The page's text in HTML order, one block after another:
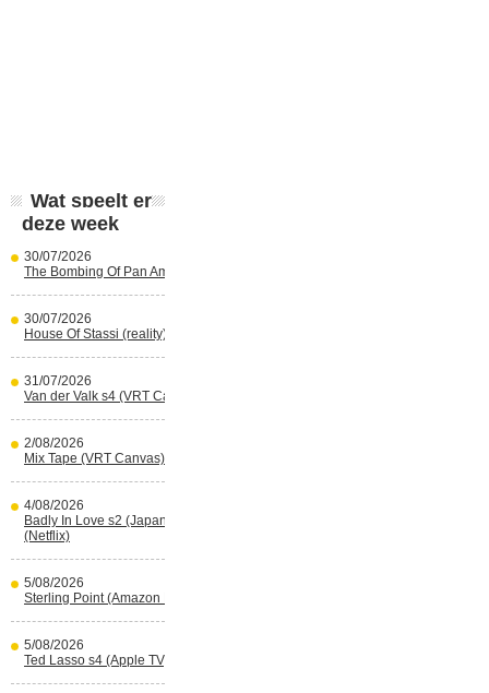
Wat speelt er
deze week
30/07/2026
The Bombing Of Pan Am 103 (Netflix)
30/07/2026
House Of Stassi (reality) (Disney+)
31/07/2026
Van der Valk s4 (VRT Canvas)
2/08/2026
Mix Tape (VRT Canvas)
4/08/2026
Badly In Love s2 (Japans) (reality)
(Netflix)
5/08/2026
Sterling Point (Amazon Prime Video)
5/08/2026
Ted Lasso s4 (Apple TV)